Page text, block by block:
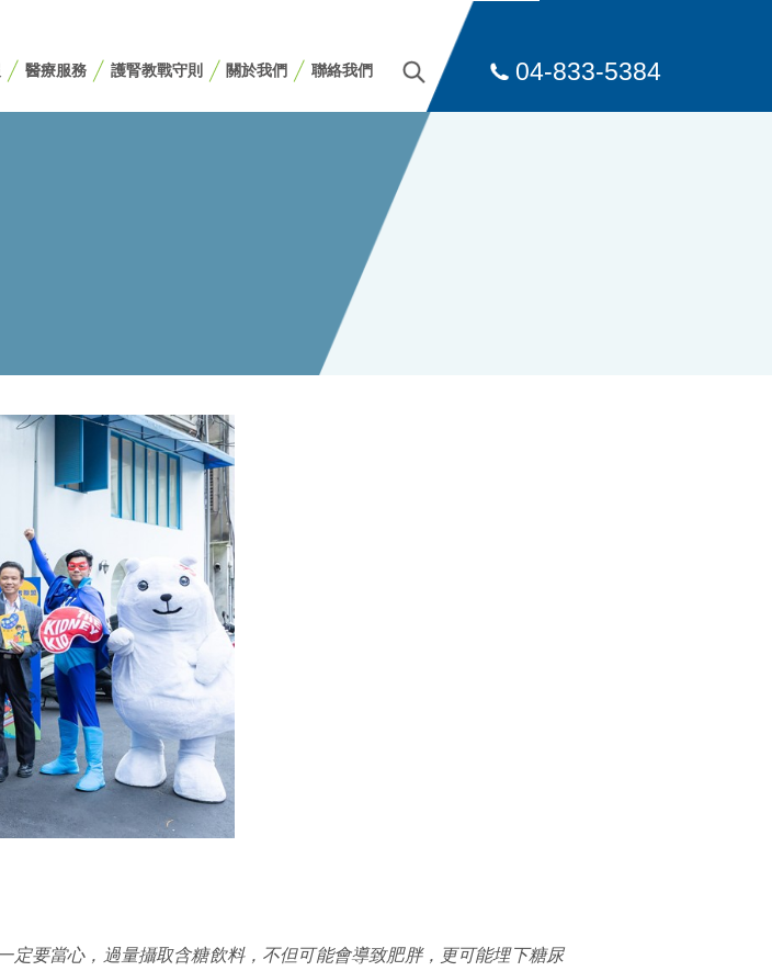
醫療服務 護腎教戰守則 關於我們 聯絡我們 04-833-5384
要當心，過量攝取含糖飲料，不但可能會導致肥胖，更可能埋下糖尿